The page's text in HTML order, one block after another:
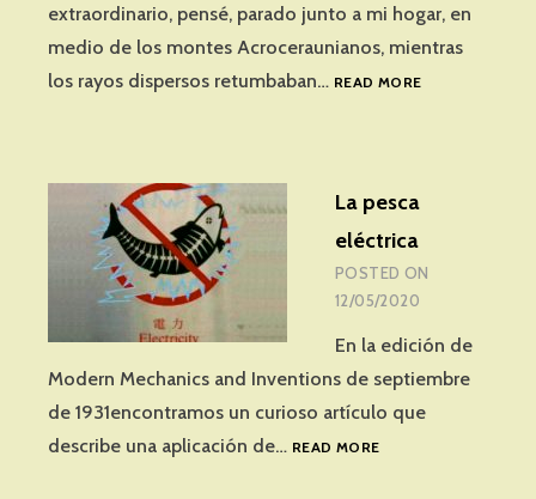
extraordinario, pensé, parado junto a mi hogar, en
medio de los montes Acroceraunianos, mientras
los rayos dispersos retumbaban… READ MOREEL
La pesca
eléctrica
POSTED ON
12/05/2020
En la edición de
Modern Mechanics and Inventions de septiembre
de 1931encontramos un curioso artículo que
describe una aplicación de… READ MORELA